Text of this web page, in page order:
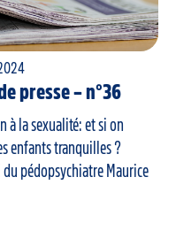
presse – n°36
à la sexualité: et si on
enfants tranquilles ?
du pédopsychiatre Maurice